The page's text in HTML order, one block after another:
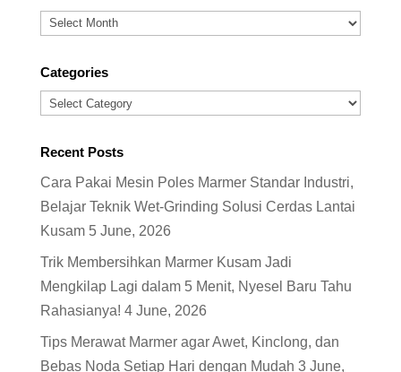
Archives
Categories
Categories
Recent Posts
Cara Pakai Mesin Poles Marmer Standar Industri,
Belajar Teknik Wet-Grinding Solusi Cerdas Lantai
Kusam 5 June, 2026
Trik Membersihkan Marmer Kusam Jadi
Mengkilap Lagi dalam 5 Menit, Nyesel Baru Tahu
Rahasianya! 4 June, 2026
Tips Merawat Marmer agar Awet, Kinclong, dan
Bebas Noda Setiap Hari dengan Mudah 3 June,